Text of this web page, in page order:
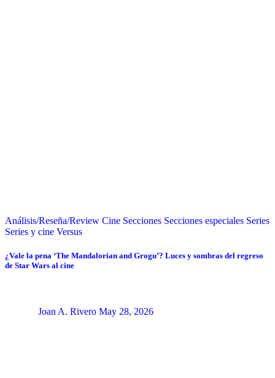
Análisis/Reseña/Review Cine Secciones Secciones especiales Series
Series y cine Versus
¿Vale la pena ‘The Mandalorian and Grogu’? Luces y sombras del regreso
de Star Wars al cine
Joan A. Rivero May 28, 2026